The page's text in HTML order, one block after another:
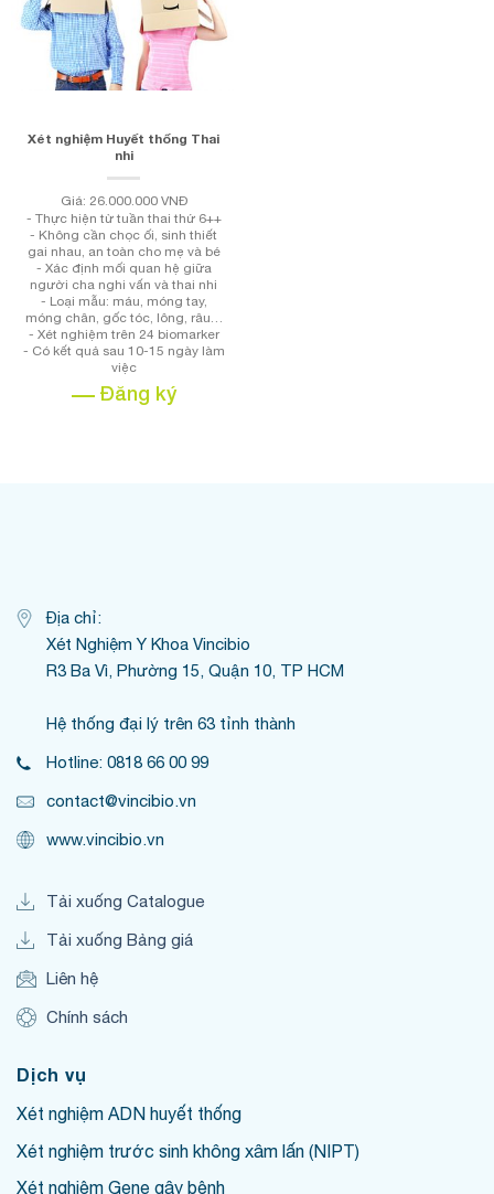
Xét nghiệm Huyết thống Thai
nhi
Giá: 26.000.000 VNĐ
- Thực hiện từ tuần thai thứ 6++
- Không cần chọc ối, sinh thiết
gai nhau, an toàn cho mẹ và bé
- Xác định mối quan hệ giữa
người cha nghi vấn và thai nhi
- Loại mẫu: máu, móng tay,
móng chân, gốc tóc, lông, râu…
- Xét nghiệm trên 24 biomarker
- Có kết quả sau 10-15 ngày làm
việc
Đăng ký
Địa chỉ:
Xét Nghiệm Y Khoa Vincibio
R3 Ba Vì, Phường 15, Quận 10, TP HCM
Hệ thống đại lý trên 63 tỉnh thành
Hotline: 0818 66 00 99
contact@vincibio.vn
www.vincibio.vn
Tải xuống Catalogue
Tải xuống Bảng giá
Liên hệ
Chính sách
Dịch vụ
Xét nghiệm ADN huyết thống
Xét nghiệm trước sinh không xâm lấn (NIPT)
Xét nghiệm Gene gây bệnh